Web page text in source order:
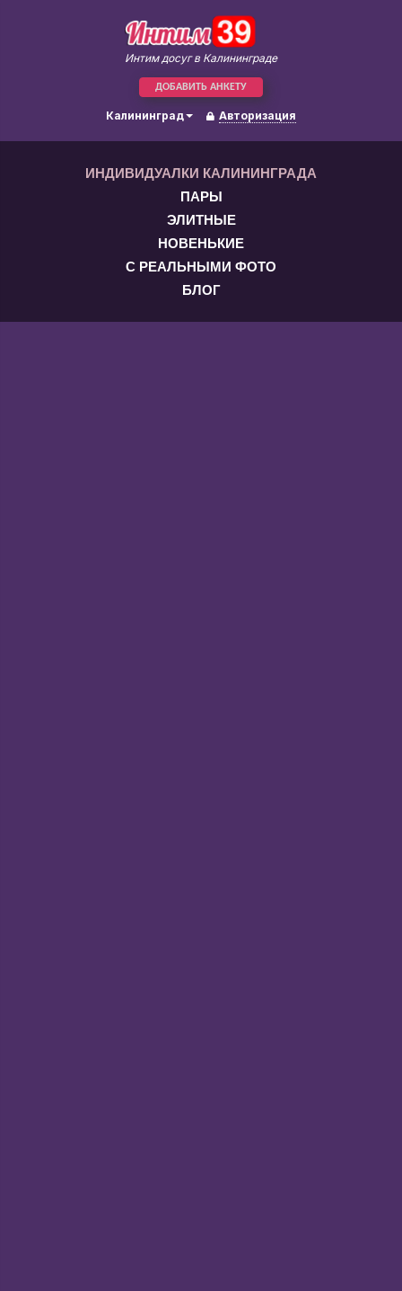
Интим досуг в Калининграде
ДОБАВИТЬ АНКЕТУ
Калининград Авторизация
ИНДИВИДУАЛКИ КАЛИНИНГРАДА
ПАРЫ
ЭЛИТНЫЕ
НОВЕНЬКИЕ
С РЕАЛЬНЫМИ ФОТО
БЛОГ